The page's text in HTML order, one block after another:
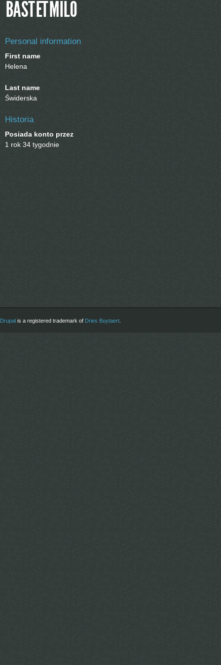
BASTETMILO
Personal information
First name
Helena
Last name
Świderska
Historia
Posiada konto przez
1 rok 34 tygodnie
Drupal is a registered trademark of Dries Buytaert